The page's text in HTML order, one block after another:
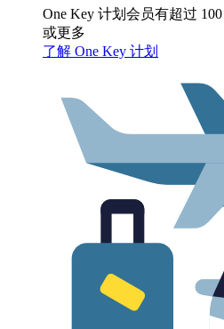
One Key 计划会员有超过
或更多
了解 One Key 计划